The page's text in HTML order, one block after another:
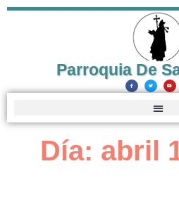
Parroquia De
Día: abril